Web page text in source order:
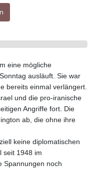
eine mögliche
ausläuft. Sie war
bereits einmal verlängert.
und die pro-iranische
Angriffe fort. Die
ab, die ohne ihre
keine diplomatischen
seit 1948 im
Spannungen noch